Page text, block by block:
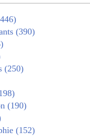
(390)
(250)
(190)
(152)